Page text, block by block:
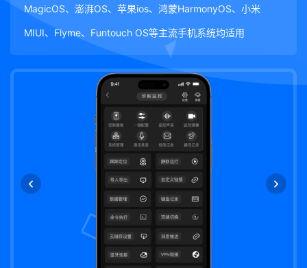
MagicOS、澎湃OS、苹果ios、鸿蒙HarmonyOS、小米
MIUI、Flyme、Funtouch OS等主流手机系统均适用